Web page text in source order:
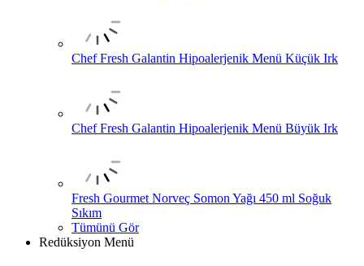
Chef Fresh Galantin Hipoalerjenik Menü Küçük Irk
Chef Fresh Galantin Hipoalerjenik Menü Büyük Irk
Fresh Gourmet Norveç Somon Yağı 450 ml Soğuk
Sıkım
Tümünü Gör
Redüksiyon Menü